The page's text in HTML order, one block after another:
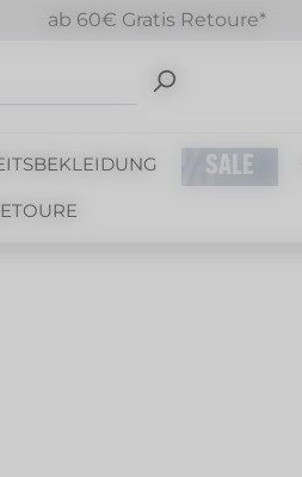
ab 60€ Gratis Retoure*
SALE